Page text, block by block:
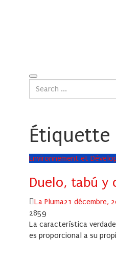
Étiquette
Environnement et
Duelo, tabú y
Author
La PlumaPosted
21 décembre,
2859
La característica
es proporcional a su